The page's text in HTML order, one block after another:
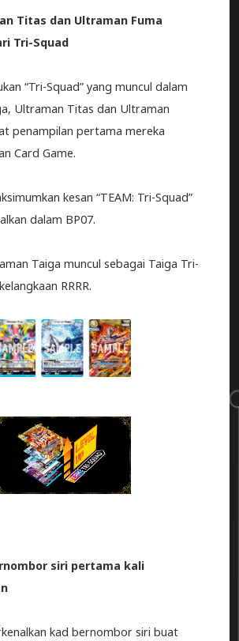
Titas dan Ultraman Fuma
Tri-Squad
“Tri-Squad” yang muncul dalam
Ultraman Titas dan Ultraman
penampilan pertama mereka
Card Game.
kesan “TEAM: Tri-Squad”
dalam BP07.
Taiga muncul sebagai Taiga Tri-
RRRR.
siri pertama kali
kad bernombor siri buat